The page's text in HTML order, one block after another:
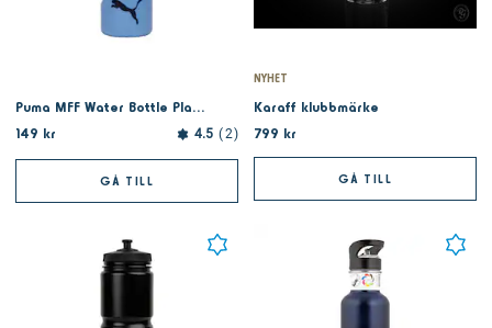
Puma MFF Water Bottle Plastic 0.75L Light blue
149 kr
4.5 2
GÅ TILL
NYHET
Karaff klubbmärke
799 kr
GÅ TILL